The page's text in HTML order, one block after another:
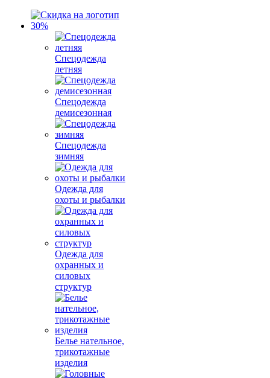
Спецодежда
летняя
Спецодежда
демисезонная
Спецодежда
зимняя
Одежда для
охоты и рыбалки
Одежда для
охранных и
силовых
структур
Белье нательное,
трикотажные
изделия